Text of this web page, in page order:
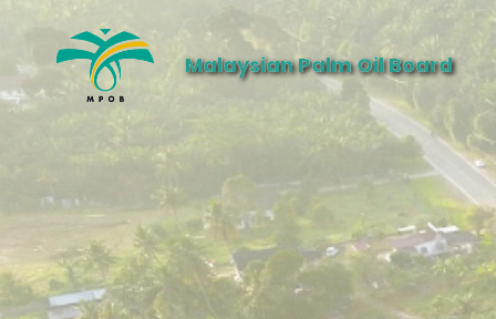
Malaysian Palm Oil Board